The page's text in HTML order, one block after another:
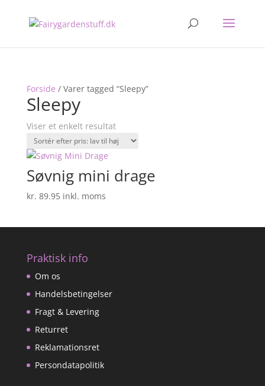
Forside / Varer tagged “Sleepy”
Sleepy
Viser et enkelt resultat
Søvnig mini drage
kr. 89.95 inkl. moms
Praktisk info
Om os
Handelsbetingelser
Fragt & Levering
Returret
Reklamationsret
Persondatapolitik